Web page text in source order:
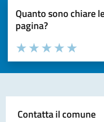
Quanto sono chiare
pagina?
Valuta la chiarezza delle
Seleziona il numero di
Valuta 5
Valuta 4 stelle
Valuta 3 stelle su 5
Valuta 2 stelle su 5
Valuta 1 stelle su 5
Contatta il comune